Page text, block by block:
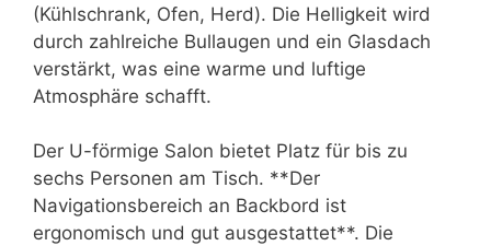
(Kühlschrank, Ofen, Herd). Die Helligkeit wird
durch zahlreiche Bullaugen und ein Glasdach
verstärkt, was eine warme und luftige
Atmosphäre schafft.
Der U-förmige Salon bietet Platz für bis zu
sechs Personen am Tisch. **Der
Navigationsbereich an Backbord ist
ergonomisch und gut ausgestattet**. Die